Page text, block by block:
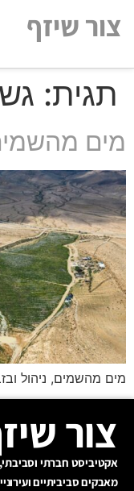
של
אינטרנט,
לחץ
אנטר
לעבור
תוכן
מרכזי
צור שיזף
תגית:
מים
מים מהשמים, ניהול
צור
אקטיביסט חברתי וסביבתי,
מאבקים סביביתיים